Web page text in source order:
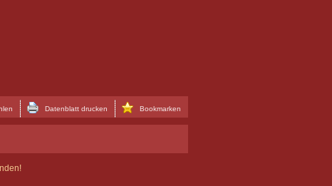
Bookmarken
Datenblatt drucken